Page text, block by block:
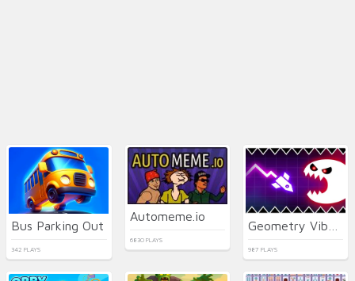
Bus Parking Out
342 PLAYS
Automeme.io
6830 PLAYS
987 PLAYS